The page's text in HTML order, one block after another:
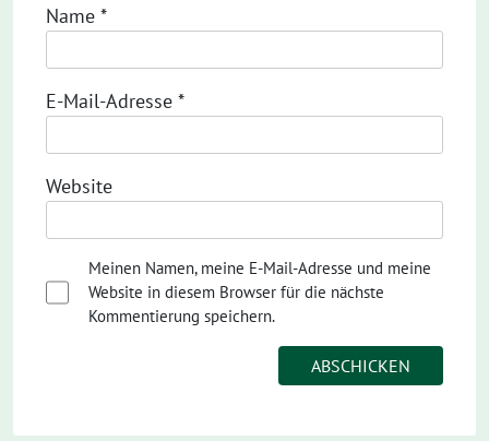
Name *
E-Mail-Adresse *
Website
Meinen Namen, meine E-Mail-Adresse und meine
Website in diesem Browser für die nächste
Kommentierung speichern.